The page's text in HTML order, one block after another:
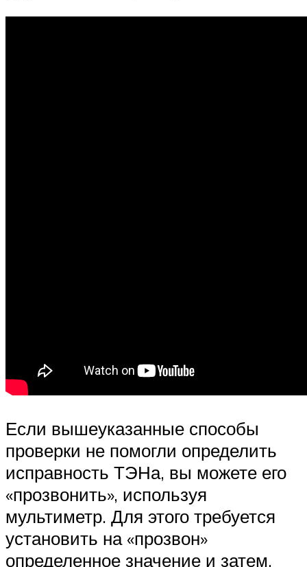
Если вышеуказанные способы
проверки не помогли определить
исправность ТЭНа, вы можете его
«прозвонить», используя
мультиметр. Для этого требуется
установить на «прозвон»
определенное значение и затем,